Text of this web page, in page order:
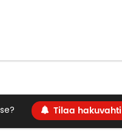
Tilaa hakuvahti